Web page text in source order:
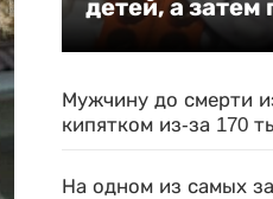
детей, а затем
Мужчину до смерти
кипятком из-за 170
На одном из самых